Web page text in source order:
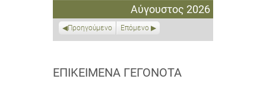
Αύγουστος 2026
Αυγούστου
Σεπτεμβρίου
Σεπτεμβρίου
2026
Σεπτεμβρίου
2026
Σεπτεμβρίου
2026
Σεπτεμβρίου
20262026
Προηγούμενο Επόμενο
ΕΠΙΚΕΊΜΕΝΑ ΓΕΓΟΝΌΤΑ